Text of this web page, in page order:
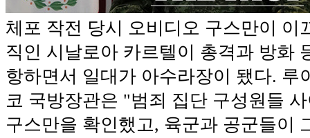
체포 작전 당시 오비디오 구스만이 이
직인 시날로아 카르텔이 총격과 방화
항하면서 일대가 아수라장이 됐다. 루
코 국방장관은 "범죄 집단 구성원들
구스만을 확인했고, 육군과 공군들이